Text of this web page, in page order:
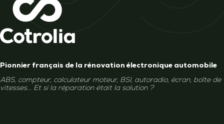
Pionnier français de la rénovation électronique automobile
ABS, compteur, calculateur moteur, BSI, autoradio, écran, boîte de
vitesses... Et si la réparation était la solution ?